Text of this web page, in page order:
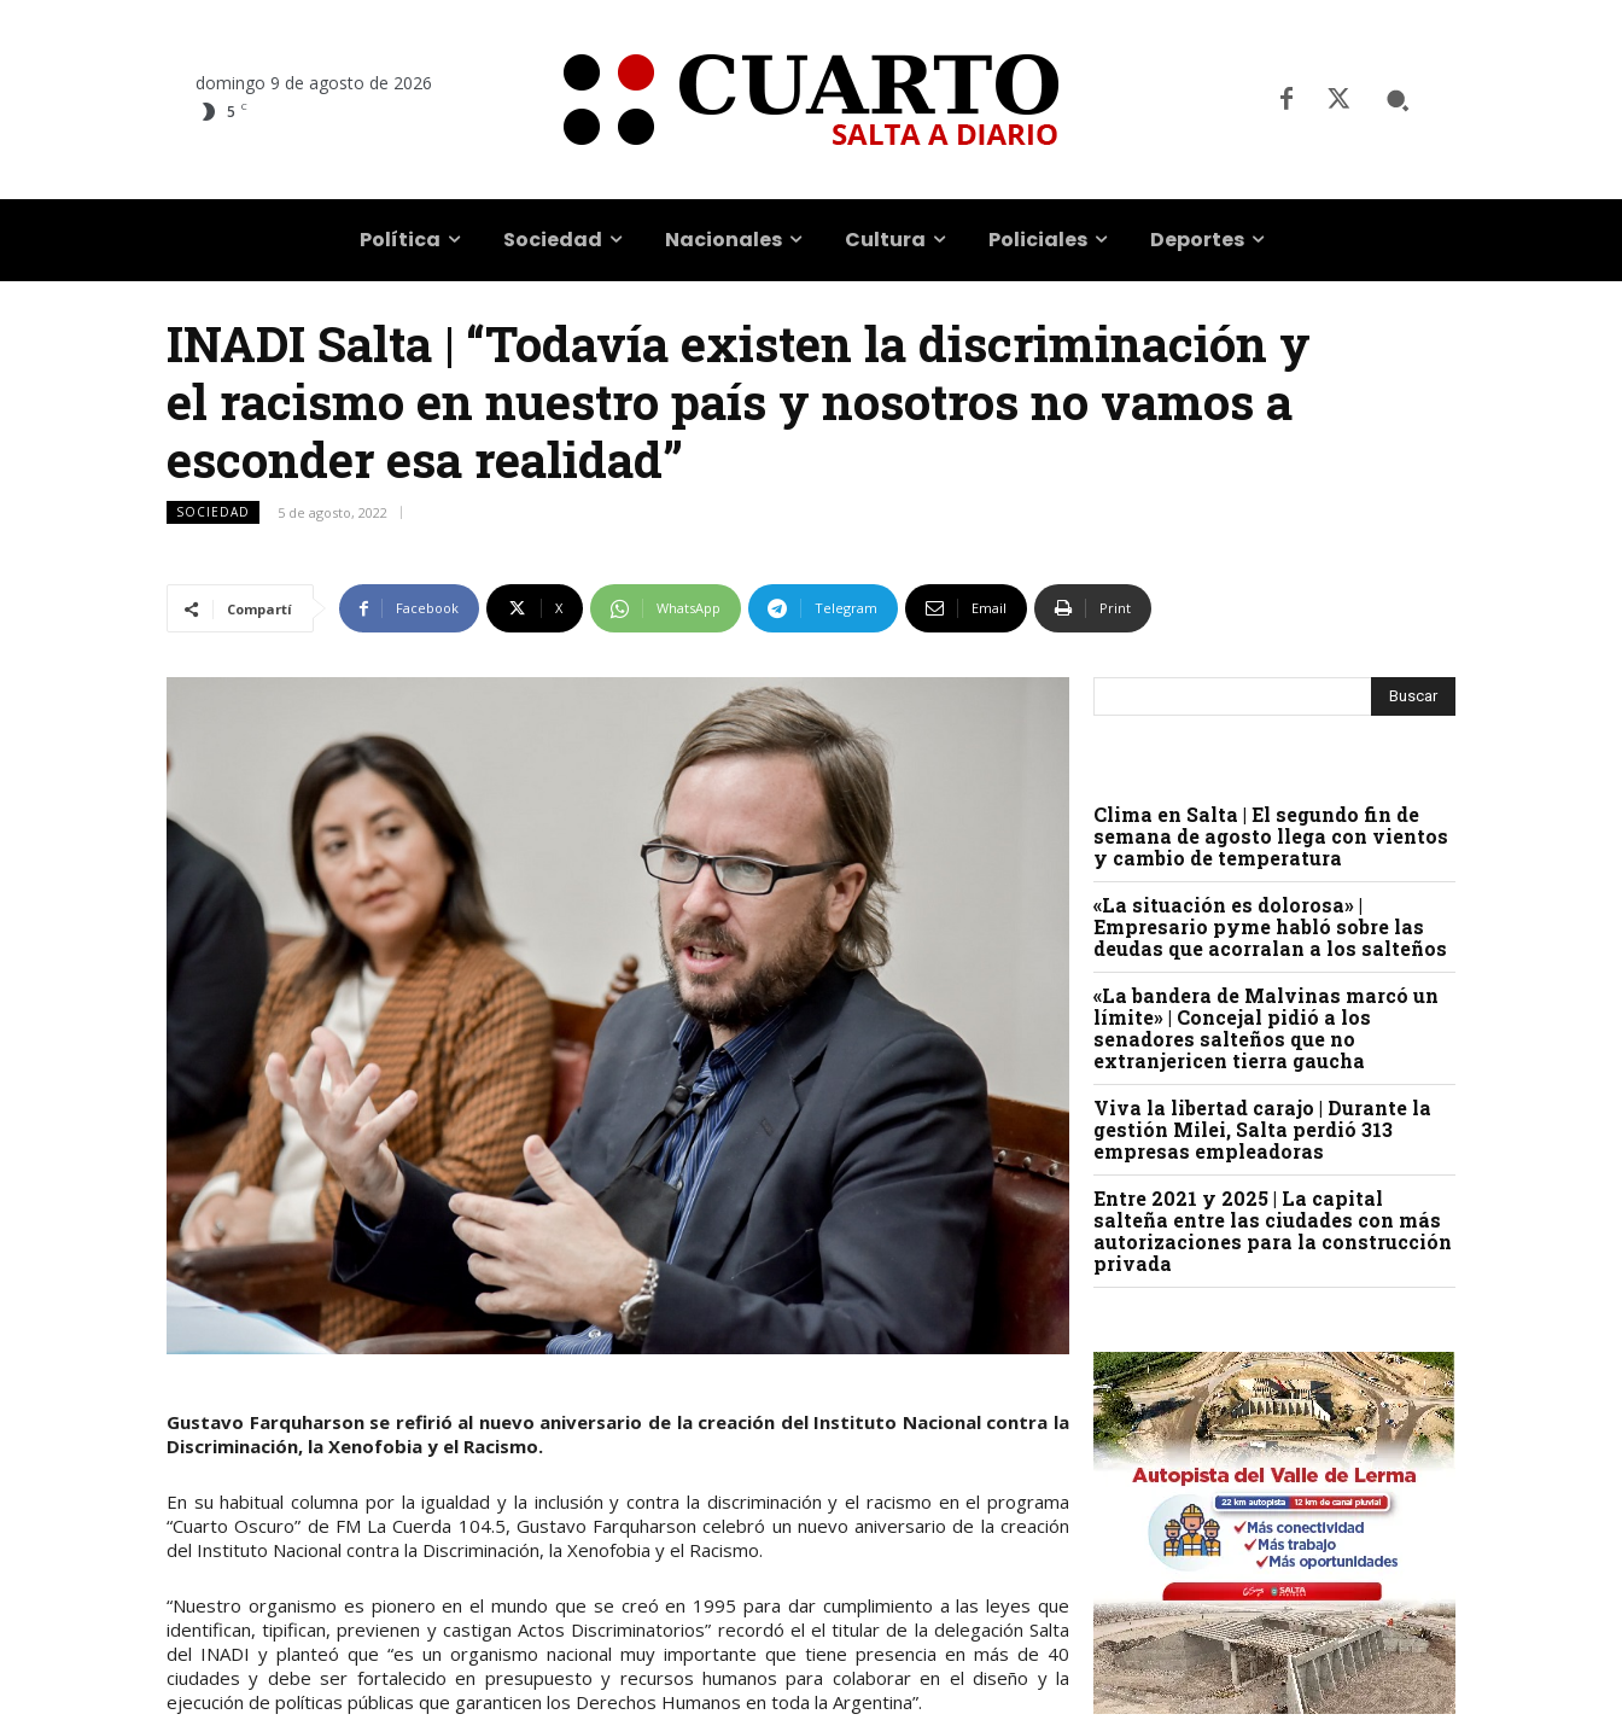
domingo 9 de agosto de 2026
5 C
Política Sociedad Nacionales Cultura Policiales Deportes
INADI Salta | “Todavía existen la discriminación y
el racismo en nuestro país y nosotros no vamos a
esconder esa realidad”
SOCIEDAD 5 de agosto, 2022
Compartí Facebook X WhatsApp Telegram Email Print
Gustavo Farquharson se refirió al nuevo aniversario de la creación del Instituto Nacional contra la
Discriminación, la Xenofobia y el Racismo.
En su habitual columna por la igualdad y la inclusión y contra la discriminación y el racismo en el programa
“Cuarto Oscuro” de FM La Cuerda 104.5, Gustavo Farquharson celebró un nuevo aniversario de la creación
del Instituto Nacional contra la Discriminación, la Xenofobia y el Racismo.
“Nuestro organismo es pionero en el mundo que se creó en 1995 para dar cumplimiento a las leyes que
identifican, tipifican, previenen y castigan Actos Discriminatorios” recordó el el titular de la delegación Salta
del INADI y planteó que “es un organismo nacional muy importante que tiene presencia en más de 40
ciudades y debe ser fortalecido en presupuesto y recursos humanos para colaborar en el diseño y la
ejecución de políticas públicas que garanticen los Derechos Humanos en toda la Argentina”.
Clima en Salta | El segundo fin de
semana de agosto llega con vientos
y cambio de temperatura
«La situación es dolorosa» |
Empresario pyme habló sobre las
deudas que acorralan a los salteños
«La bandera de Malvinas marcó un
límite» | Concejal pidió a los
senadores salteños que no
extranjericen tierra gaucha
Viva la libertad carajo | Durante la
gestión Milei, Salta perdió 313
empresas empleadoras
Entre 2021 y 2025 | La capital
salteña entre las ciudades con más
autorizaciones para la construcción
privada